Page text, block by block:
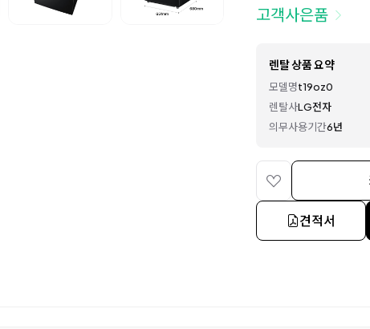
고객사은품
렌탈 상품 요약
모델명t19oz0
렌탈사LG전자
의무사용기간6년
견적서